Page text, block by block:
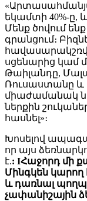
եկամտի 40%-ը,
Մենք ծովում
գրանցում։
սցենարից կամ
Թաիլանդը,
Ռուսաստանը և
միաժամանակ
ներքին
հասնել»։
Խոսելով
որ այս
է.: IՀաջորդ մի
Մինգկեն
և դառնալ
չափանիշային